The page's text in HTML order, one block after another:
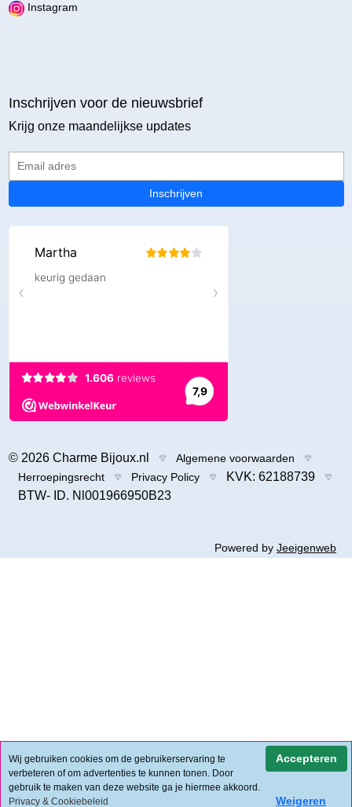
Instagram
Inschrijven voor de nieuwsbrief
Krijg onze maandelijkse updates
Inschrijven
© 2026 Charme Bijoux.nl
Algemene voorwaarden
Herroepingsrecht
Privacy Policy
KVK: 62188739
BTW- ID. Nl001966950B23
Powered by Jeeigenweb
Wij gebruiken cookies om de gebruikerservaring te
verbeteren of om advertenties te kunnen tonen. Door
gebruik te maken van deze website ga je hiermee akkoord.
Privacy & Cookiebeleid
Accepteren
Weigeren